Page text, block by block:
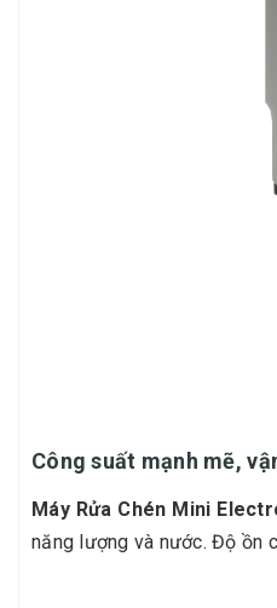
Công suất mạnh mẽ,
Máy Rửa Chén Mini
năng lượng và nước. Độ ồn